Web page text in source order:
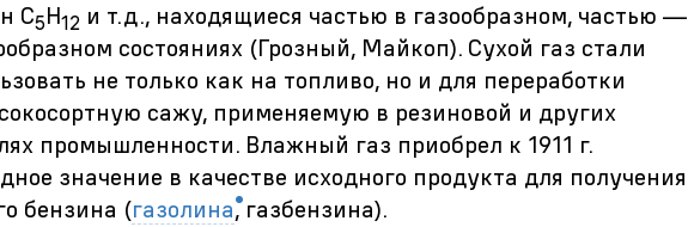
С5Н12 и т.д., находящиеся частью в газообразном, частью —
состояниях (Грозный, Майкоп). Сухой газ стали
не только как на топливо, но и для переработки
сажу, применяемую в резиновой и других
промышленности. Влажный газ приобрел к 1911 г.
значение в качестве исходного продукта для получения
бензина (газолина,газбензина).